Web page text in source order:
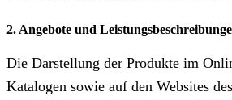
2. Angebote und
Die Darstellung der Produkte im
Katalogen sowie auf den Websites